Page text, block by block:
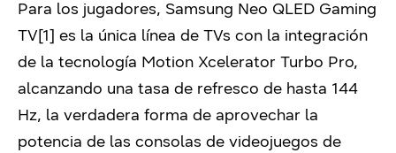
Para los jugadores, Samsung Neo QLED Gaming
TV[1] es la única línea de TVs con la integración
de la tecnología Motion Xcelerator Turbo Pro,
alcanzando una tasa de refresco de hasta 144
Hz, la verdadera forma de aprovechar la
potencia de las consolas de videojuegos de